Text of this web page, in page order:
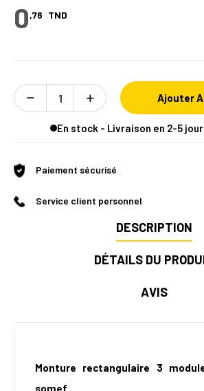
0,76 TND
Ajouter
En stock - Livraison en 2-5
Paiement sécurisé
Service client personnel
DESCRIPTION
DÉTAILS DU
AVIS
Monture rectangulaire 3